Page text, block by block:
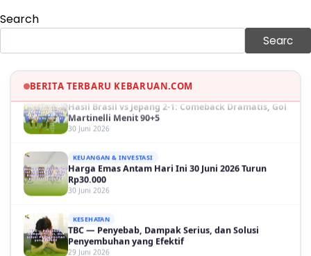
Search
Searc
BERITA TERBARU KEBARUAN.COM
GAYA HIDUP
Sinopsis Film Marauders, Misteri Perampokan
OLAH RAGA
Hasil Brasil vs Jepang 2-1: Comeback Dramatis, Gol
Martinelli Menit 90+5
30 Juni 2026
Harga Emas Antam Hari Ini 30 Juni 2026 Turun
Rp30.000
30 Juni 2026
TBC — Penyebab, Dampak Serius, dan Solusi
Penyembuhan yang Efektif
29 Juni 2026